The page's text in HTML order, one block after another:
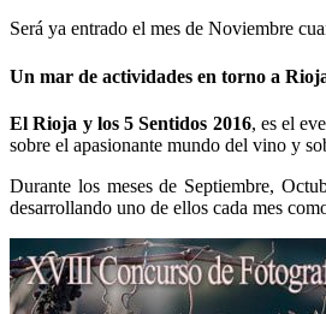
Será ya entrado el mes de Noviembre
Un mar de actividades en torno a
El Rioja y los 5 Sentidos 2016, es el
sobre el apasionante mundo del vino y
Durante los meses de Septiembre,
desarrollando uno de ellos cada mes